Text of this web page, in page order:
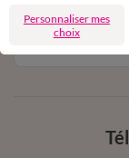
Personnaliser mes
choix